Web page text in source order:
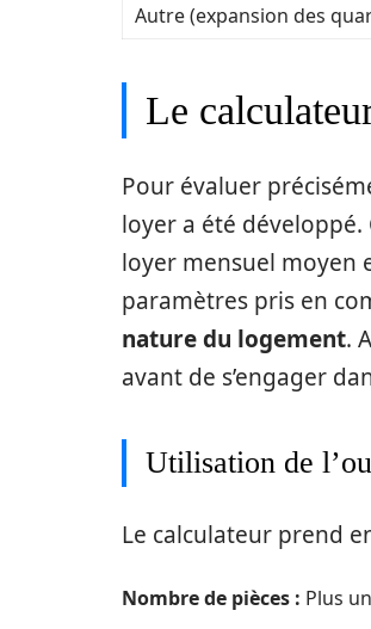
Autre (expansion des
Le
Pour évaluer
loyer a été
loyer mensuel moyen
paramètres pris en
nature du logement.
avant de s’engager
Utilisation de
Le calculateur prend
Nombre de pièces : Plus